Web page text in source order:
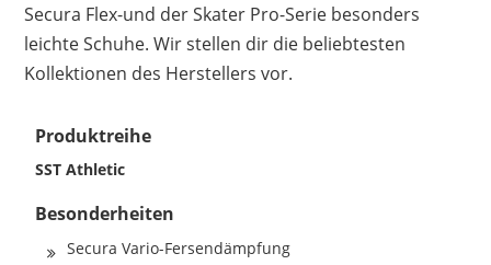
Secura Flex-und der Skater Pro-Serie besonders
leichte Schuhe. Wir stellen dir die beliebtesten
Kollektionen des Herstellers vor.
Produktreihe
SST Athletic
Besonderheiten
Secura Vario-Fersendämpfung